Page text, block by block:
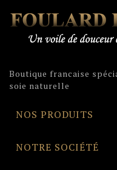
Boutique francaise
soie naturelle
NOS PRODUITS
NOTRE SOCIÉTÉ